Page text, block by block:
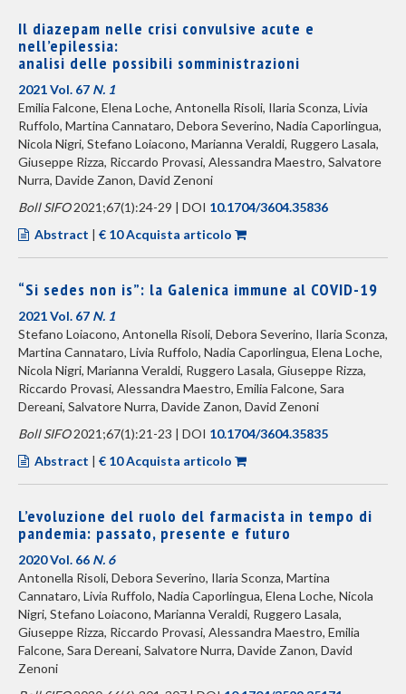
Il diazepam nelle crisi convulsive acute e
nell’epilessia:
analisi delle possibili somministrazioni
2021 Vol. 67 N. 1
Emilia Falcone, Elena Loche, Antonella Risoli, Ilaria Sconza, Livia
Ruffolo, Martina Cannataro, Debora Severino, Nadia Caporlingua,
Nicola Nigri, Stefano Loiacono, Marianna Veraldi, Ruggero Lasala,
Giuseppe Rizza, Riccardo Provasi, Alessandra Maestro, Salvatore
Nurra, Davide Zanon, David Zenoni
Boll SIFO2021;67(1):24-29 | DOI 10.1704/3604.35836
Abstract | € 10 Acquista articolo
“Si sedes non is”: la Galenica immune al COVID-19
2021 Vol. 67 N. 1
Stefano Loiacono, Antonella Risoli, Debora Severino, Ilaria Sconza,
Martina Cannataro, Livia Ruffolo, Nadia Caporlingua, Elena Loche,
Nicola Nigri, Marianna Veraldi, Ruggero Lasala, Giuseppe Rizza,
Riccardo Provasi, Alessandra Maestro, Emilia Falcone, Sara
Dereani, Salvatore Nurra, Davide Zanon, David Zenoni
Boll SIFO2021;67(1):21-23 | DOI 10.1704/3604.35835
Abstract | € 10 Acquista articolo
L’evoluzione del ruolo del farmacista in tempo di
pandemia: passato, presente e futuro
2020 Vol. 66 N. 6
Antonella Risoli, Debora Severino, Ilaria Sconza, Martina
Cannataro, Livia Ruffolo, Nadia Caporlingua, Elena Loche, Nicola
Nigri, Stefano Loiacono, Marianna Veraldi, Ruggero Lasala,
Giuseppe Rizza, Riccardo Provasi, Alessandra Maestro, Emilia
Falcone, Sara Dereani, Salvatore Nurra, Davide Zanon, David
Zenoni